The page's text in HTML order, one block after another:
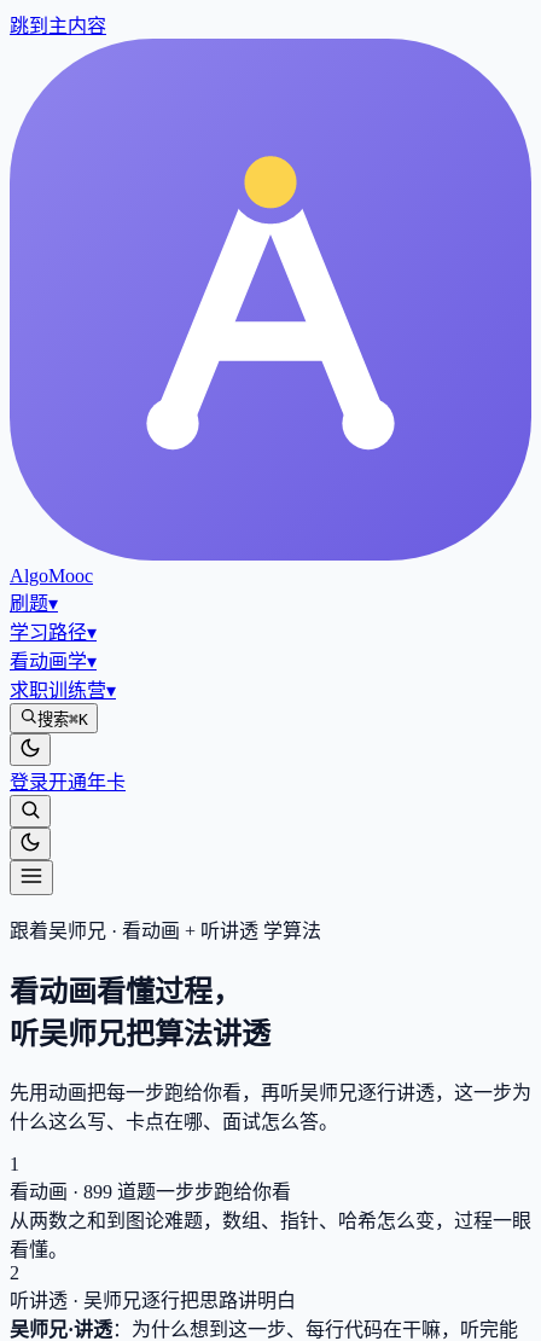
跳到主内容
AlgoMooc
刷题▾
学习路径▾
看动画学▾
求职训练营▾
搜索⌘K
登录开通年卡
跟着吴师兄 · 看动画 + 听讲透 学算法
看动画看懂过程，
听吴师兄把算法讲透
先用动画把每一步跑给你看，再听吴师兄逐行讲透，这一步为
什么这么写、卡点在哪、面试怎么答。
1
看动画 · 899 道题一步步跑给你看
从两数之和到图论难题，数组、指针、哈希怎么变，过程一眼
看懂。
2
听讲透 · 吴师兄逐行把思路讲明白
吴师兄·讲透：为什么想到这一步、每行代码在干嘛，听完能